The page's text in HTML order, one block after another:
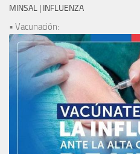
MINSAL | INFLUENZA
• Vacunación: